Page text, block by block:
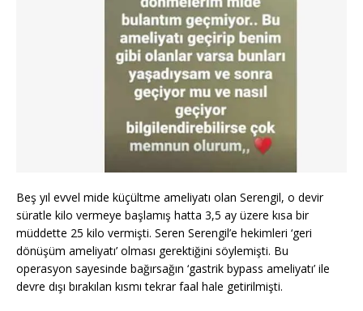
Beş yıl evvel mide küçültme ameliyatı olan Serengil, o devir
süratle kilo vermeye başlamış hatta 3,5 ay üzere kısa bir
müddette 25 kilo vermişti. Seren Serengil’e hekimleri ‘geri
dönüşüm ameliyatı’ olması gerektiğini söylemişti. Bu
operasyon sayesinde bağırsağın ‘gastrik bypass ameliyatı’ ile
devre dışı bırakılan kısmı tekrar faal hale getirilmişti.